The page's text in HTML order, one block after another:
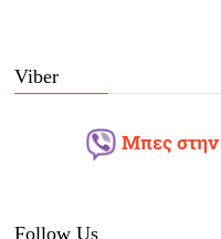
Viber
Μπες
Follow Us